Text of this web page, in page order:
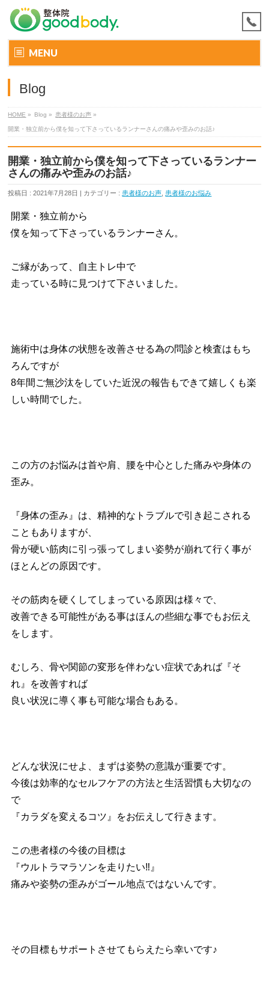
MENU
Blog
HOME » Blog » 患者様のお声 »
開業・独立前から僕を知って下さっているランナーさんの痛みや歪みのお話♪
開業・独立前から僕を知って下さっているランナー
さんの痛みや歪みのお話♪
投稿日 : 2021年7月28日 | カテゴリー : 患者様のお声 患者様のお悩み
開業・独立前から
僕を知って下さっているランナーさん。
ご縁があって、自主トレ中で
走っている時に見つけて下さいました。
施術中は身体の状態を改善させる為の問診と検査はもち
ろんですが
8年間ご無沙汰をしていた近況の報告もできて嬉しくも楽
しい時間でした。
この方のお悩みは首や肩、腰を中心とした痛みや身体の
歪み。
『身体の歪み』は、精神的なトラブルで引き起こされる
こともありますが、
骨が硬い筋肉に引っ張ってしまい姿勢が崩れて行く事が
ほとんどの原因です。
その筋肉を硬くしてしまっている原因は様々で、
改善できる可能性がある事はほんの些細な事でもお伝え
をします。
むしろ、骨や関節の変形を伴わない症状であれば『そ
れ』を改善すれば
良い状況に導く事も可能な場合もある。
どんな状況にせよ、まずは姿勢の意識が重要です。
今後は効率的なセルフケアの方法と生活習慣も大切なの
で
『カラダを変えるコツ』をお伝えして行きます。
この患者様の今後の目標は
『ウルトラマラソンを走りたい‼︎』
痛みや姿勢の歪みがゴール地点ではないんです。
その目標もサポートさせてもらえたら幸いです♪